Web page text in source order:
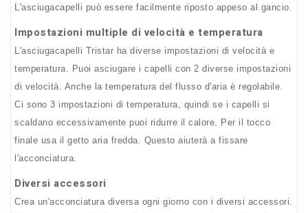
L'asciugacapelli può essere facilmente riposto appeso al gancio.
Impostazioni multiple di velocità e temperatura
L'asciugacapelli Tristar ha diverse impostazioni di velocità e
temperatura. Puoi asciugare i capelli con 2 diverse impostazioni
di velocità. Anche la temperatura del flusso d'aria è regolabile.
Ci sono 3 impostazioni di temperatura, quindi se i capelli si
scaldano eccessivamente puoi ridurre il calore. Per il tocco
finale usa il getto aria fredda. Questo aiuterà a fissare
l'acconciatura.
Diversi accessori
Crea un'acconciatura diversa ogni giorno con i diversi accessori.